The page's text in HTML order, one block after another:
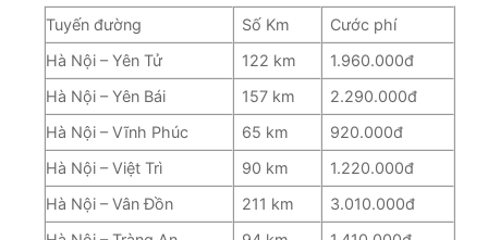
Tuyến đường Số Km
Cước phí
Hà Nội – Yên Tử
122 km
1.960.000đ
Hà Nội – Yên Bái
157 km
2.290.000đ
Hà Nội – Vĩnh Phúc
65 km
920.000đ
Hà Nội – Việt Trì
90 km
1.220.000đ
Hà Nội – Vân Đồn
211 km
3.010.000đ